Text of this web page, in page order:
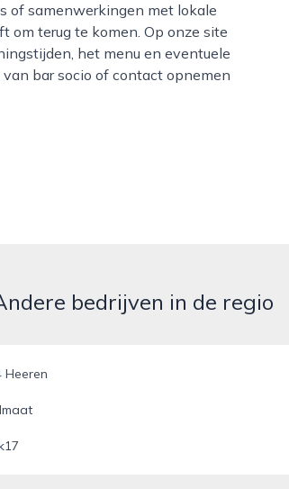
of samenwerkingen met lokale
om terug te komen. Op onze site
het menu en eventuele
bar socio of contact opnemen
bedrijven in de regio
Heeren